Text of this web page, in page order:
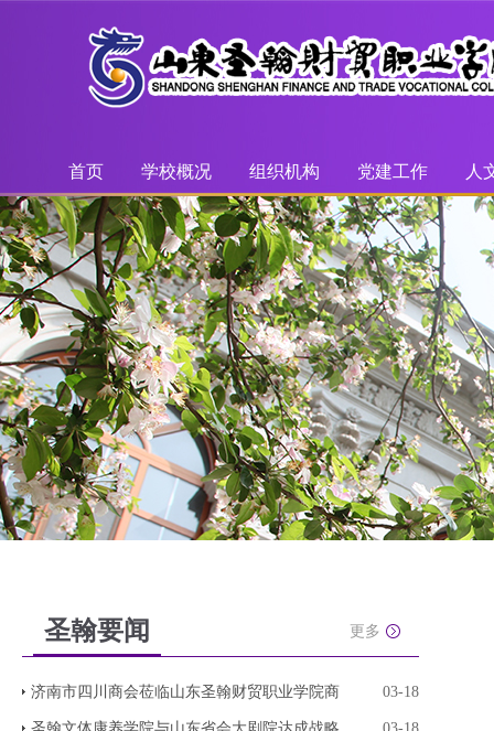
首页 学校概况 组织机构 党建工作 人
圣翰要闻 更多
济南市四川商会莅临山东圣翰财贸职业学院商 03-18